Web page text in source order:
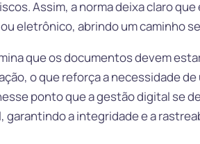
Assim, a norma deixa claro
eletrônico, abrindo um caminho
que os documentos devem
o que reforça a necessidade
ponto que a gestão digital se
garantindo a integridade e a